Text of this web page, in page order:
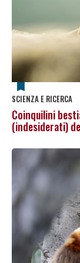
SCIENZA E RICERCA
Coinquilini
(indesiderati)